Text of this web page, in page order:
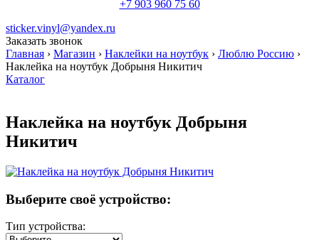
+7 903 960 75 60
sticker.vinyl@yandex.ru
Заказать звонок
Главная › Магазин › Наклейки на ноутбук › Люблю Россию ›
Наклейка на ноутбук Добрыня Никитич
Каталог
Наклейка на ноутбук Добрыня
Никитич
Выберите своё устройство:
Тип устройства: